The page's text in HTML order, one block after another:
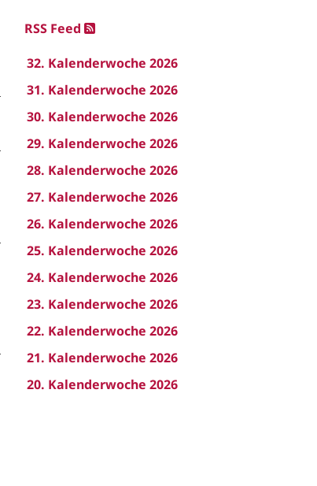
RSS Feed
32. Kalenderwoche 2026
31. Kalenderwoche 2026
30. Kalenderwoche 2026
29. Kalenderwoche 2026
28. Kalenderwoche 2026
27. Kalenderwoche 2026
26. Kalenderwoche 2026
25. Kalenderwoche 2026
24. Kalenderwoche 2026
23. Kalenderwoche 2026
22. Kalenderwoche 2026
21. Kalenderwoche 2026
20. Kalenderwoche 2026